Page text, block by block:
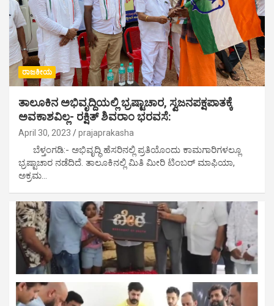
ರಾಜಕೀಯ
ತಾಲೂಕಿನ ಅಭಿವೃದ್ದಿಯಲ್ಲಿ ಭ್ರಷ್ಟಾಚಾರ, ಸ್ವಜನಪಕ್ಷಪಾತಕ್ಕೆ
ಅವಕಾಶವಿಲ್ಲ- ರಕ್ಷಿತ್ ಶಿವರಾಂ ಭರವಸೆ:
April 30, 2023 prajaprakasha
ಬೆಳ್ತಂಗಡಿ:- ಅಭಿವೃದ್ಧಿ ಹೆಸರಿನಲ್ಲಿ ಪ್ರತಿಯೊಂದು ಕಾಮಗಾರಿಗಳಲ್ಲೂ
ಭ್ರಷ್ಟಾಚಾರ ನಡೆದಿದೆ. ತಾಲೂಕಿನಲ್ಲಿ ಮಿತಿ ಮೀರಿ ಟಿಂಬರ್ ಮಾಫಿಯಾ,
ಅಕ್ರಮ…